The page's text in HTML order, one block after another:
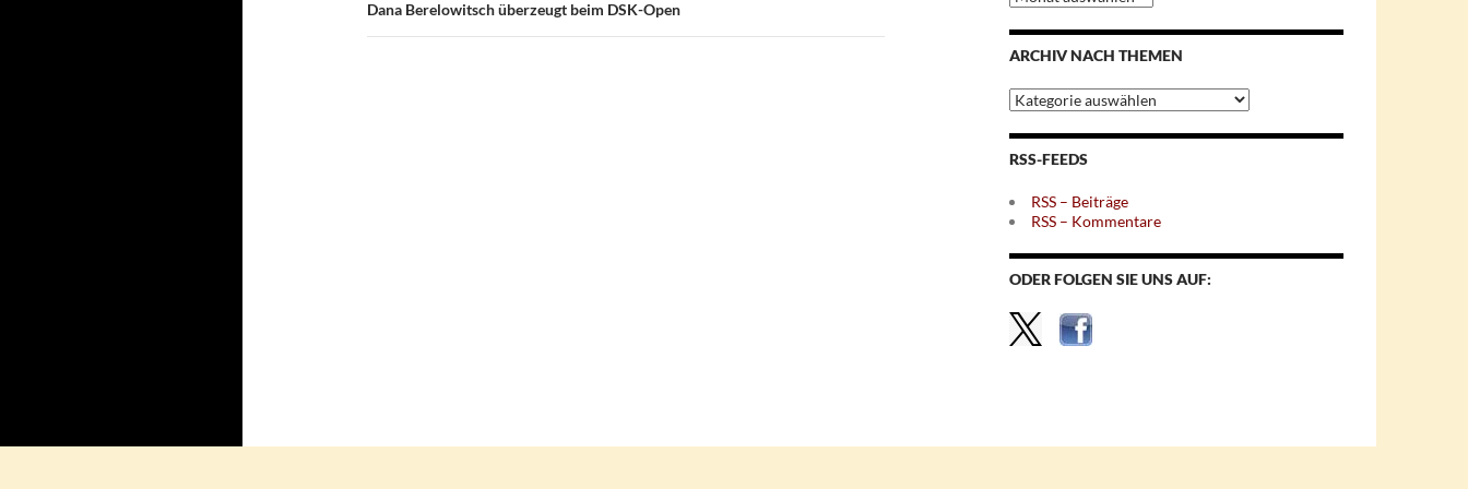
Dana Berelowitsch überzeugt beim DSK-Open
nach
Monaten
ARCHIV NACH THEMEN
Archiv
nach
Themen
RSS-FEEDS
RSS – Beiträge
RSS – Kommentare
ODER FOLGEN SIE UNS AUF: